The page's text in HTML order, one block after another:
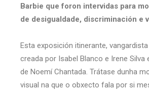
Barbie que foron intervidas para
de desigualdade, discriminación e
Esta exposición itinerante,
creada por Isabel Blanco e Irene
de Noemí Chantada. Trátase dunha
visual na que o obxecto fala por si